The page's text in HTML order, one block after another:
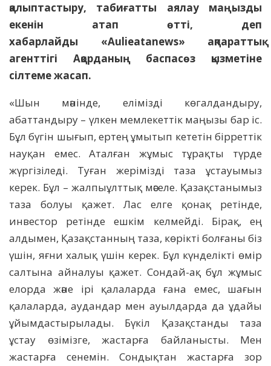
қалыптастыру, табиғатты аялау маңызды
екенін атап өтті, деп
хабарлайды «Aulieatanews» ақпараттық
агенттігі Ақорданың баспасөз қызметіне
сілтеме жасап.
«Шын мәнінде, елімізді көгалдандыру,
абаттандыру – үлкен мемлекеттік маңызы бар іс.
Бұл бүгін шығып, ертең ұмытып кететін бірреттік
науқан емес. Аталған жұмыс тұрақты түрде
жүргізіледі. Туған жерімізді таза ұстауымыз
керек. Бұл – жалпыұлттық мәселе. Қазақстанымыз
таза болуы қажет. Лас елге қонақ ретінде,
инвестор ретінде ешкім келмейді. Бірақ, ең
алдымен, Қазақстанның таза, көрікті болғаны біз
үшін, яғни халық үшін керек. Бұл күнделікті өмір
салтына айналуы қажет. Сондай-ақ бұл жұмыс
елорда және ірі қалаларда ғана емес, шағын
қалаларда, аудандар мен ауылдарда да ұдайы
ұйымдастырылады. Бүкіл Қазақстанды таза
ұстау өзімізге, жастарға байланысты. Мен
жастарға сенемін. Сондықтан жастарға зор